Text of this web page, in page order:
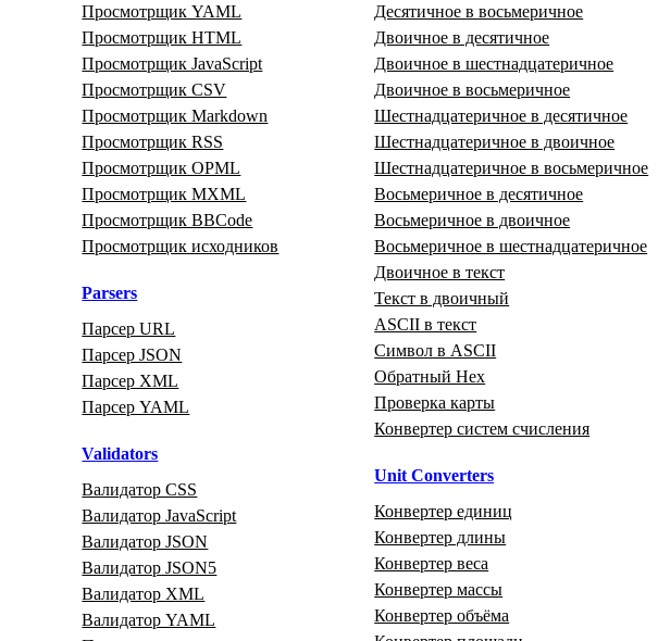
Просмотрщик YAML
Просмотрщик HTML
Просмотрщик JavaScript
Просмотрщик CSV
Просмотрщик Markdown
Просмотрщик RSS
Просмотрщик OPML
Просмотрщик MXML
Просмотрщик BBCode
Просмотрщик исходников
Parsers
Парсер URL
Парсер JSON
Парсер XML
Парсер YAML
Validators
Валидатор CSS
Валидатор JavaScript
Валидатор JSON
Валидатор JSON5
Валидатор XML
Валидатор YAML
Десятичное в восьмеричное
Двоичное в десятичное
Двоичное в шестнадцатеричное
Двоичное в восьмеричное
Шестнадцатеричное в десятичное
Шестнадцатеричное в двоичное
Шестнадцатеричное в восьмеричное
Восьмеричное в десятичное
Восьмеричное в двоичное
Восьмеричное в шестнадцатеричное
Двоичное в текст
Текст в двоичный
ASCII в текст
Символ в ASCII
Обратный Hex
Проверка карты
Конвертер систем счисления
Unit Converters
Конвертер единиц
Конвертер длины
Конвертер веса
Конвертер массы
Конвертер объёма